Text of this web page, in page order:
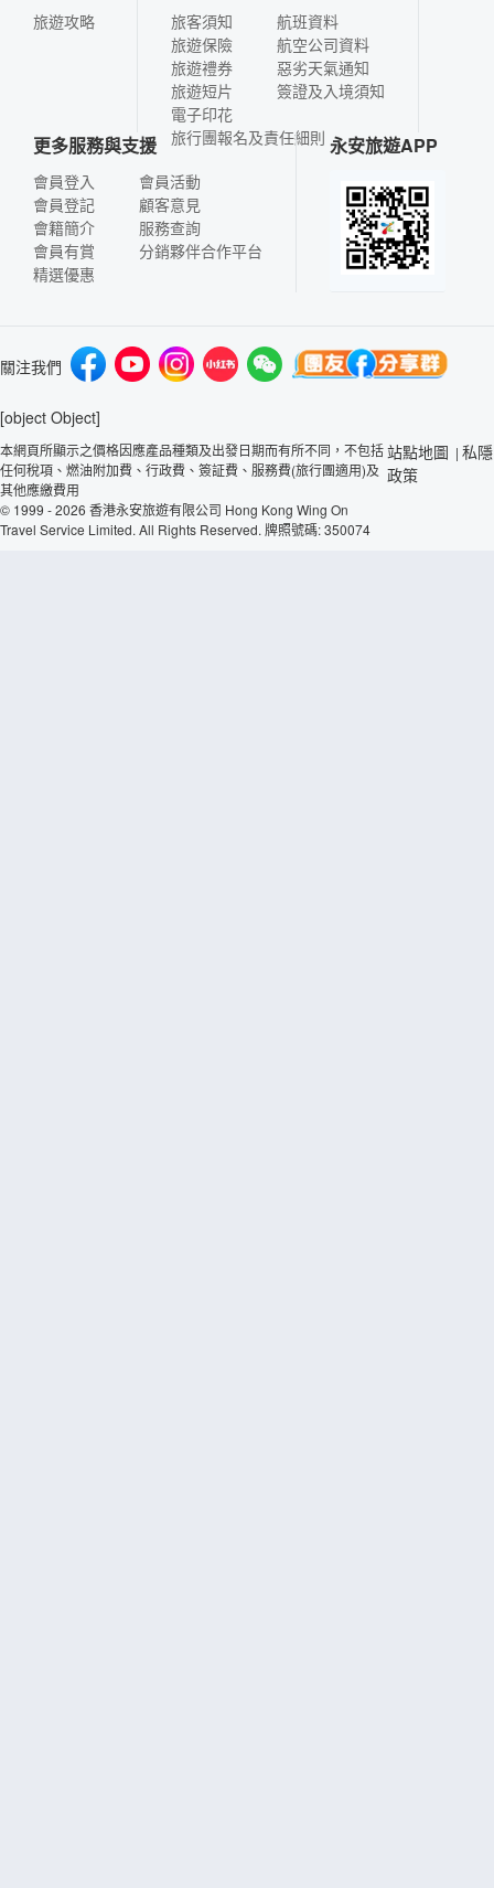
旅遊攻略
旅客須知
旅遊保險
旅遊禮券
旅遊短片
電子印花
航班資料
航空公司資料
惡劣天氣通知
簽證及入境須知
旅行團報名及責任細則
更多服務與支援
會員登入
會員登記
會籍簡介
會員有賞
精選優惠
會員活動
顧客意見
服務查詢
分銷夥伴合作平台
永安旅遊APP
關注我們
[object Object]
本網頁所顯示之價格因應產品種類及出發日期而有所不同，不包括
任何稅項、燃油附加費、行政費、簽証費、服務費(旅行團適用)及
其他應繳費用
© 1999 - 2026 香港永安旅遊有限公司 Hong Kong Wing On
Travel Service Limited. All Rights Reserved. 牌照號碼: 350074
站點地圖 | 私隱
政策